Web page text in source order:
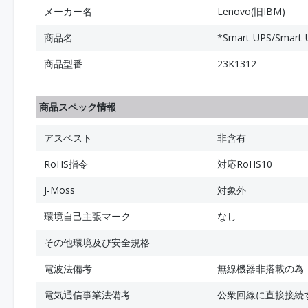
メーカー名
Lenovo(旧IBM)
商品名
*Smart-UPS/Smart-
商品型番
23K1312
商品スペック情報
アスベスト
非含有
RoHS指令
対応RoHS10
J-Moss
対象外
環境自己主張マーク
なし
その他環境及び安全規格
電波法備考
無線機器非搭載の為
電気通信事業法備考
公衆回線に直接接続